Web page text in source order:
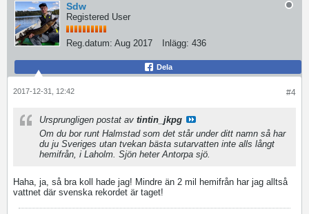
Sdw
Registered User
Reg.datum: Aug 2017 Inlägg: 436
Dela
#4
2017-12-31, 12:42
Ursprungligen postat av tintin_jkpg
Om du bor runt Halmstad som det står under ditt namn så har
du ju Sveriges utan tvekan bästa sutarvatten inte alls långt
hemifrån, i Laholm. Sjön heter Antorpa sjö.
Haha, ja, så bra koll hade jag! Mindre än 2 mil hemifrån har jag alltså
vattnet där svenska rekordet är taget!